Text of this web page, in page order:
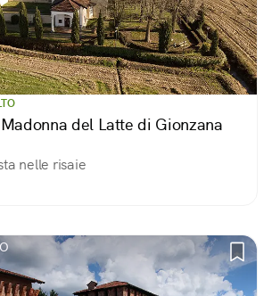
del Latte di Gionzana
nelle risaie